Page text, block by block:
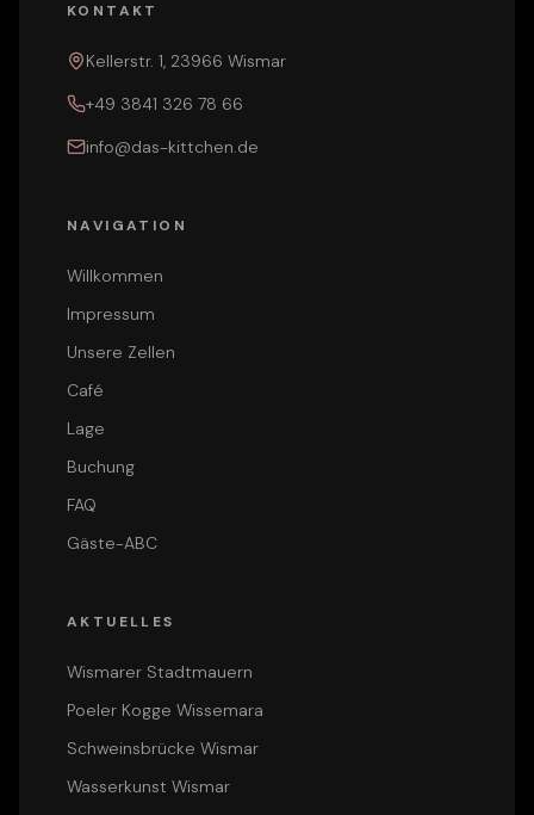
KONTAKT
Kellerstr. 1, 23966 Wismar
+49 3841 326 78 66
info@das-kittchen.de
NAVIGATION
Willkommen
Impressum
Unsere Zellen
Café
Lage
Buchung
FAQ
Gäste-ABC
AKTUELLES
Wismarer Stadtmauern
Poeler Kogge Wissemara
Schweinsbrücke Wismar
Wasserkunst Wismar